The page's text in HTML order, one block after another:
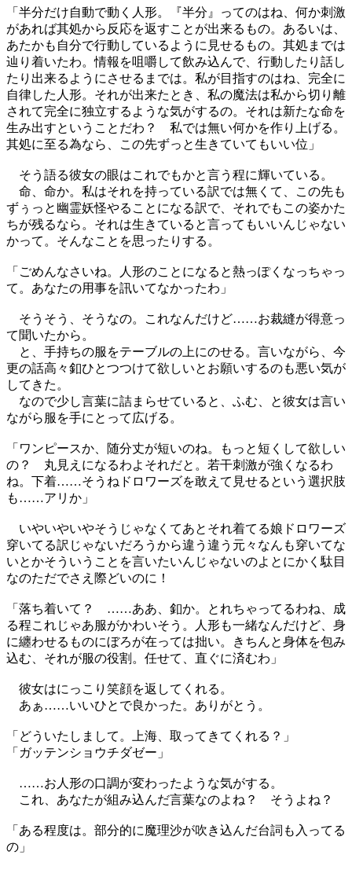
「半分だけ自動で動く人形。『半分』ってのはね、何か刺激
があれば其処から反応を返すことが出来るもの。あるいは、
あたかも自分で行動しているように見せるもの。其処までは
辿り着いたわ。情報を咀嚼して飲み込んで、行動したり話し
たり出来るようにさせるまでは。私が目指すのはね、完全に
自律した人形。それが出来たとき、私の魔法は私から切り離
されて完全に独立するような気がするの。それは新たな命を
生み出すということだわ？ 私では無い何かを作り上げる。
其処に至る為なら、この先ずっと生きていてもいい位」
そう語る彼女の眼はこれでもかと言う程に輝いている。
命、命か。私はそれを持っている訳では無くて、この先も
ずぅっと幽霊妖怪やることになる訳で、それでもこの姿かた
ちが残るなら。それは生きていると言ってもいいんじゃない
かって。そんなことを思ったりする。
「ごめんなさいね。人形のことになると熱っぽくなっちゃっ
て。あなたの用事を訊いてなかったわ」
そうそう、そうなの。これなんだけど……お裁縫が得意っ
て聞いたから。
と、手持ちの服をテーブルの上にのせる。言いながら、今
更の話高々釦ひとつつけて欲しいとお願いするのも悪い気が
してきた。
なので少し言葉に詰まらせていると、ふむ、と彼女は言い
ながら服を手にとって広げる。
「ワンピースか、随分丈が短いのね。もっと短くして欲しい
の？ 丸見えになるわよそれだと。若干刺激が強くなるわ
ね。下着……そうねドロワーズを敢えて見せるという選択肢
も……アリか」
いやいやいやそうじゃなくてあとそれ着てる娘ドロワーズ
穿いてる訳じゃないだろうから違う違う元々なんも穿いてな
いとかそういうことを言いたいんじゃないのよとにかく駄目
なのただでさえ際どいのに！
「落ち着いて？ ……ああ、釦か。とれちゃってるわね、成
る程これじゃあ服がかわいそう。人形も一緒なんだけど、身
に纏わせるものにぼろが在っては拙い。きちんと身体を包み
込む、それが服の役割。任せて、直ぐに済むわ」
彼女はにっこり笑顔を返してくれる。
あぁ……いいひとで良かった。ありがとう。
「どういたしまして。上海、取ってきてくれる？」
「ガッテンショウチダゼー」
……お人形の口調が変わったような気がする。
これ、あなたが組み込んだ言葉なのよね？ そうよね？
「ある程度は。部分的に魔理沙が吹き込んだ台詞も入ってる
の」